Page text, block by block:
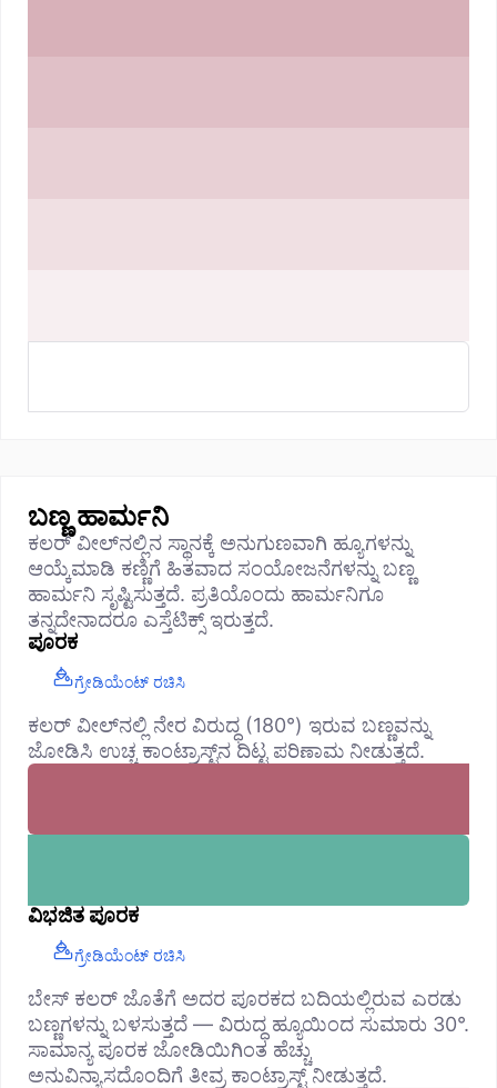
ಬಣ್ಣ ಹಾರ್ಮನಿ
ಕಲರ್ ವೀಲ್‌ನಲ್ಲಿನ ಸ್ಥಾನಕ್ಕೆ ಅನುಗುಣವಾಗಿ ಹ್ಯೂಗಳನ್ನು
ಆಯ್ಕೆಮಾಡಿ ಕಣ್ಣಿಗೆ ಹಿತವಾದ ಸಂಯೋಜನೆಗಳನ್ನು ಬಣ್ಣ
ಹಾರ್ಮನಿ ಸೃಷ್ಟಿಸುತ್ತದೆ. ಪ್ರತಿಯೊಂದು ಹಾರ್ಮನಿಗೂ
ತನ್ನದೇನಾದರೂ ಎಸ್ತೆಟಿಕ್ಸ್ ಇರುತ್ತದೆ.
ಪೂರಕ
ಗ್ರೇಡಿಯೆಂಟ್ ರಚಿಸಿ
ಕಲರ್ ವೀಲ್‌ನಲ್ಲಿ ನೇರ ವಿರುದ್ಧ (180°) ಇರುವ ಬಣ್ಣವನ್ನು
ಜೋಡಿಸಿ ಉಚ್ಚ ಕಾಂಟ್ರಾಸ್ಟ್‌ನ ದಿಟ್ಟ ಪರಿಣಾಮ ನೀಡುತ್ತದೆ.
ವಿಭಜಿತ ಪೂರಕ
ಗ್ರೇಡಿಯೆಂಟ್ ರಚಿಸಿ
ಬೇಸ್ ಕಲರ್ ಜೊತೆಗೆ ಅದರ ಪೂರಕದ ಬದಿಯಲ್ಲಿರುವ ಎರಡು
ಬಣ್ಣಗಳನ್ನು ಬಳಸುತ್ತದೆ — ವಿರುದ್ಧ ಹ್ಯೂಯಿಂದ ಸುಮಾರು 30°.
ಸಾಮಾನ್ಯ ಪೂರಕ ಜೋಡಿಯಿಗಿಂತ ಹೆಚ್ಚು
ಅನುವಿನ್ಯಾಸದೊಂದಿಗೆ ತೀವ್ರ ಕಾಂಟ್ರಾಸ್ಟ್ ನೀಡುತ್ತದೆ.